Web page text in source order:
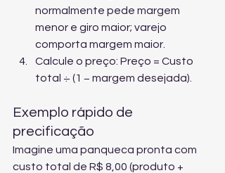
normalmente pede margem
menor e giro maior; varejo
comporta margem maior.
Calcule o preço: Preço = Custo
total ÷ (1 − margem desejada).
Exemplo rápido de
precificação
Imagine uma panqueca pronta com
custo total de R$ 8,00 (produto +